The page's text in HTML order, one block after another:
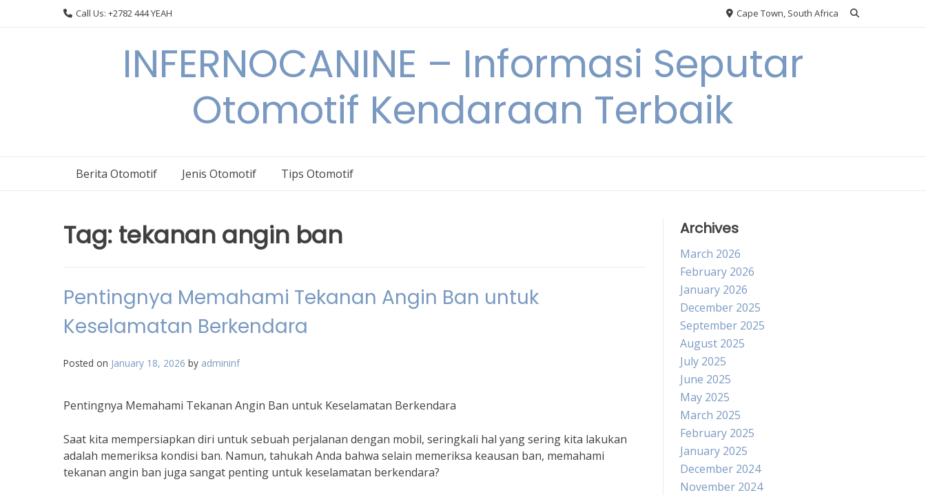
Call Us: +2782 444 YEAH Cape Town, South Africa
INFERNOCANINE – Informasi Seputar
Otomotif Kendaraan Terbaik
Berita Otomotif Jenis Otomotif Tips Otomotif
Tag: tekanan angin ban
Pentingnya Memahami Tekanan Angin Ban untuk
Keselamatan Berkendara
Posted on January 18, 2026 by admininf
Pentingnya Memahami Tekanan Angin Ban untuk Keselamatan Berkendara
Saat kita mempersiapkan diri untuk sebuah perjalanan dengan mobil, seringkali hal yang sering kita lakukan
adalah memeriksa kondisi ban. Namun, tahukah Anda bahwa selain memeriksa keausan ban, memahami
tekanan angin ban juga sangat penting untuk keselamatan berkendara?
Archives
March 2026
February 2026
January 2026
December 2025
September 2025
August 2025
July 2025
June 2025
May 2025
March 2025
February 2025
January 2025
December 2024
November 2024